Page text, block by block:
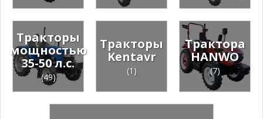
Тракторы
мощностью
35-50 л.с.
(49)
Тракторы
Kentavr
(1)
Трактора
HANWO
(7)